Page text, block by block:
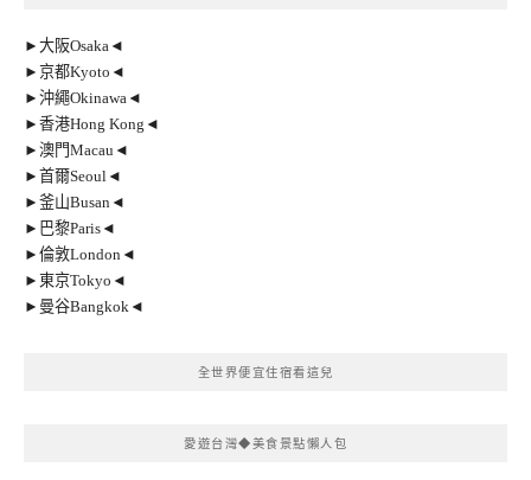
►大阪Osaka◄
►京都Kyoto◄
►沖繩Okinawa◄
►香港Hong Kong◄
►澳門Macau◄
►首爾Seoul◄
►釜山Busan◄
►巴黎Paris◄
►倫敦London◄
►東京Tokyo◄
►曼谷Bangkok◄
全世界便宜住宿看這兒
愛遊台灣◆美食景點懶人包